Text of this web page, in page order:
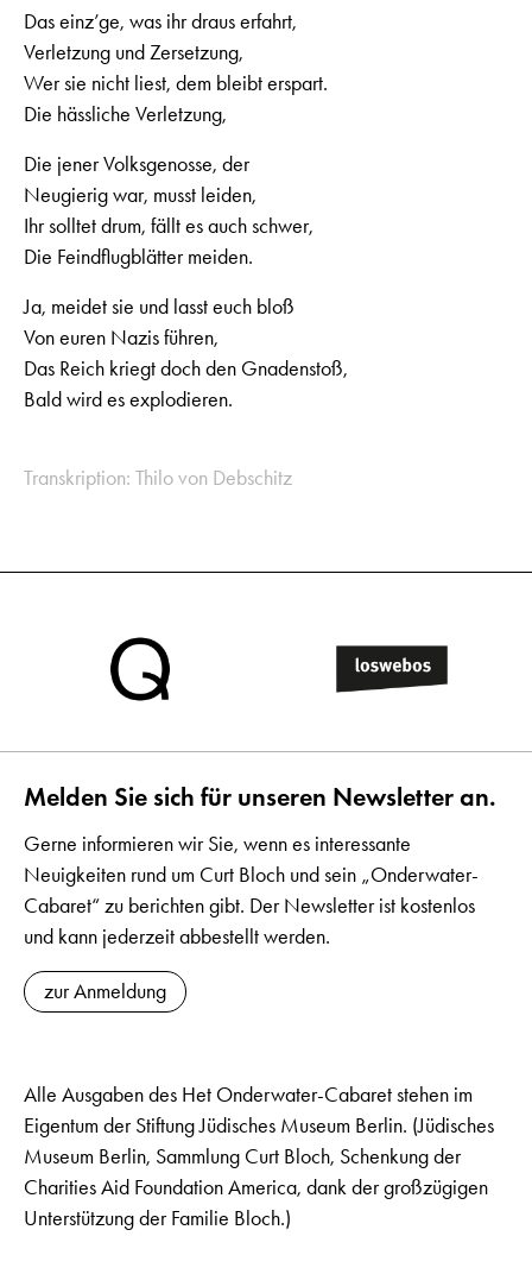
Das einz’ge, was ihr draus erfahrt,
Verletzung und Zersetzung,
Wer sie nicht liest, dem bleibt erspart.
Die hässliche Verletzung,
Die jener Volksgenosse, der
Neugierig war, musst leiden,
Ihr solltet drum, fällt es auch schwer,
Die Feindflugblätter meiden.
Ja, meidet sie und lasst euch bloß
Von euren Nazis führen,
Das Reich kriegt doch den Gnadenstoß,
Bald wird es explodieren.
Transkription: Thilo von Debschitz
Melden Sie sich für unseren Newsletter an.
Gerne informieren wir Sie, wenn es interessante
Neuigkeiten rund um Curt Bloch und sein „Onderwater-
Cabaret“ zu berichten gibt. Der Newsletter ist kostenlos
und kann jederzeit abbestellt werden.
zur Anmeldung
Alle Ausgaben des Het Onderwater-Cabaret stehen im
Eigentum der Stiftung Jüdisches Museum Berlin. (Jüdisches
Museum Berlin, Sammlung Curt Bloch, Schenkung der
Charities Aid Foundation America, dank der großzügigen
Unterstützung der Familie Bloch.)